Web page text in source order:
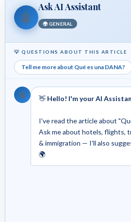
🤖
Ask AI Assistant
🌍 GENERAL
💡 QUESTIONS ABOUT THIS ARTICLE
Tell me more about Qué es una DANA?
🤖 👋 Hello! I'm your AI
I've read the article about
Ask me about hotels, flights,
& immigration — I'll also
🌍